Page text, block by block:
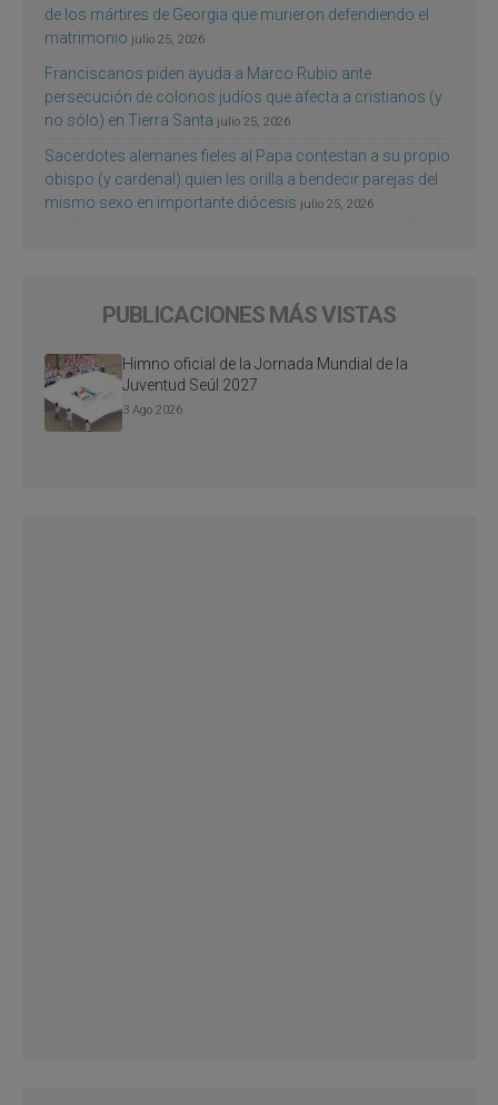
de los mártires de Georgia que murieron defendiendo el
matrimonio julio 25, 2026
Franciscanos piden ayuda a Marco Rubio ante
persecución de colonos judíos que afecta a cristianos (y
no sólo) en Tierra Santa julio 25, 2026
Sacerdotes alemanes fieles al Papa contestan a su propio
obispo (y cardenal) quien les orilla a bendecir parejas del
mismo sexo en importante diócesis julio 25, 2026
PUBLICACIONES MÁS VISTAS
Himno oficial de la Jornada Mundial de la
Juventud Seúl 2027
3 Ago 2026